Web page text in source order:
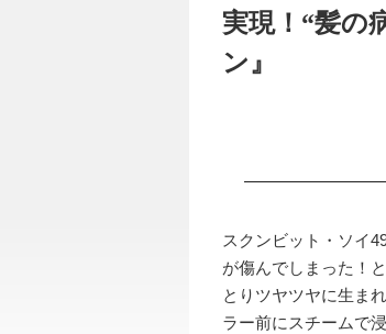
実現！“髪の
ン』
スクンビット・ソイ
が傷んでしまった！
とりツヤツヤに生ま
ラー前にスチームで